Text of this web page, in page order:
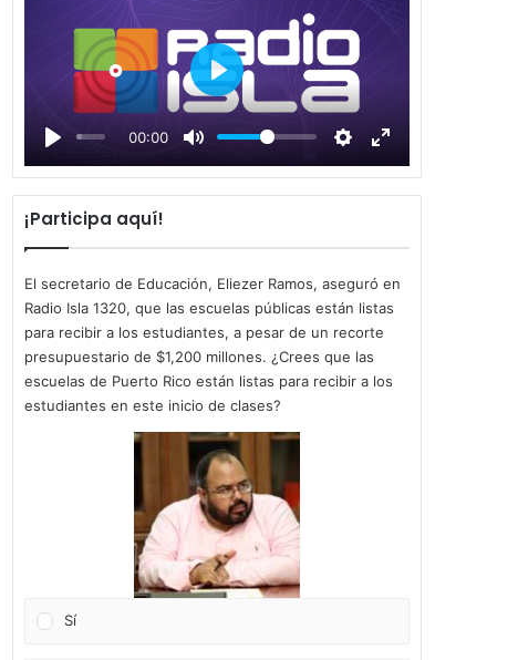
00:00
P
l
a
y
¡Participa aquí!
El secretario de Educación, Eliezer Ramos, aseguró en
Radio Isla 1320, que las escuelas públicas están listas
para recibir a los estudiantes, a pesar de un recorte
presupuestario de $1,200 millones. ¿Crees que las
escuelas de Puerto Rico están listas para recibir a los
estudiantes en este inicio de clases?
Sí